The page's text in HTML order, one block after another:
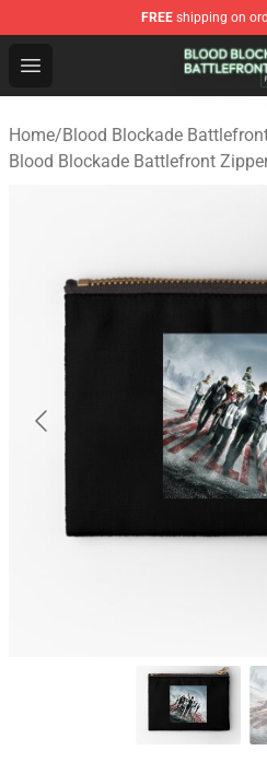
FREE shipping on
Open menu
Blood Blockade
Home/Blood Blockade
Blood Blockade Battlefront